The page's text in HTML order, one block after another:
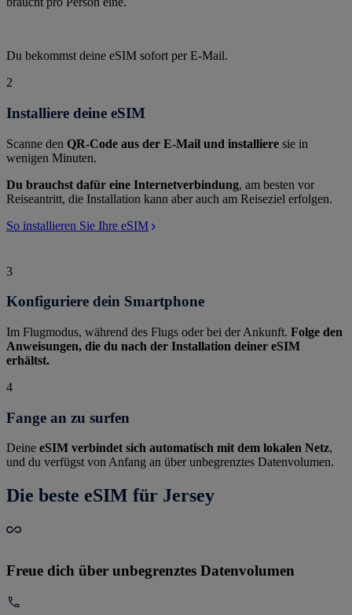
Du bekommst deine eSIM sofort per E-Mail.
2
Installiere deine eSIM
Scanne den QR-Code aus der E-Mail und installiere sie in
wenigen Minuten.
Du brauchst dafür eine Internetverbindung, am besten vor
Reiseantritt, die Installation kann aber auch am Reiseziel erfolgen.
So installieren Sie Ihre eSIM
3
Konfiguriere dein Smartphone
Im Flugmodus, während des Flugs oder bei der Ankunft. Folge den
Anweisungen, die du nach der Installation deiner eSIM
erhältst.
4
Fange an zu surfen
Deine eSIM verbindet sich automatisch mit dem lokalen Netz,
und du verfügst von Anfang an über unbegrenztes Datenvolumen.
Die beste eSIM für Jersey
Freue dich über unbegrenztes Datenvolumen